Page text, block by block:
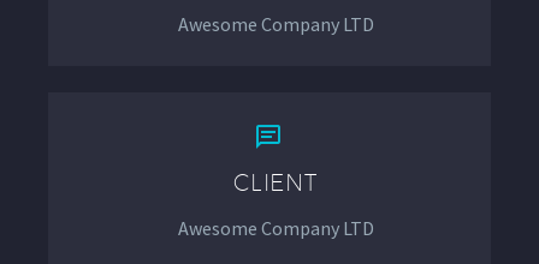
Awesome Company LTD


CLIENT
Awesome Company LTD